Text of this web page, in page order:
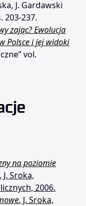
J. Gardawski
203-237.
zając? Ewolucja
Polsce i jej widoki
vol.
na poziomie
J. Sroka,
2006.
, J. Sroka,